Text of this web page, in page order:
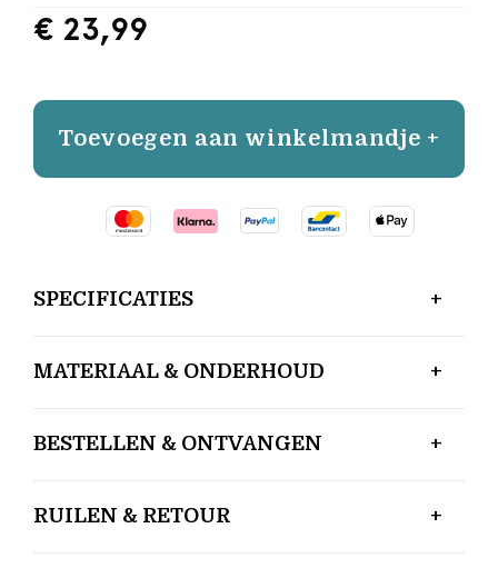
€ 23,99
Toevoegen aan winkelmandje +
SPECIFICATIES
MATERIAAL & ONDERHOUD
BESTELLEN & ONTVANGEN
RUILEN & RETOUR